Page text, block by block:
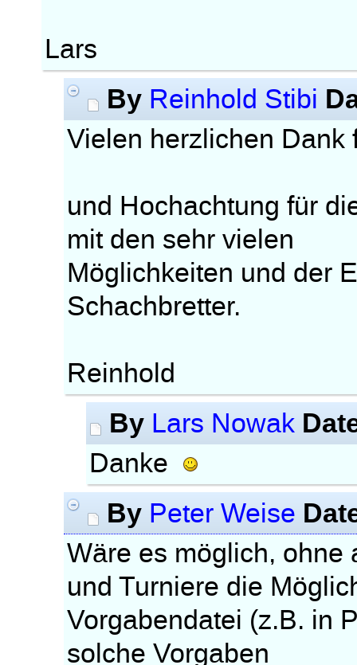
Lars
By Reinhold Stibi
Vielen herzlichen Dank
und Hochachtung für
mit den sehr vielen
Möglichkeiten und der
Schachbretter.
Reinhold
By Lars Nowak
Danke
By Peter Weise
Wäre es möglich, ohne
und Turniere die
Vorgabendatei (z.B. in
solche Vorgaben